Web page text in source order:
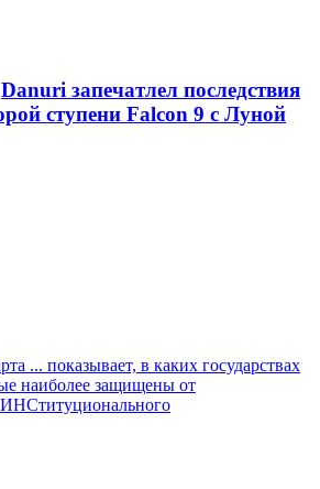
Danuri запечатлел последствия
ступени Falcon 9 с Луной
... показывает, в каких государствах
наиболее защищены от